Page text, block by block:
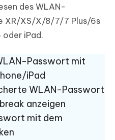
des WLAN-
XR/XS/X/8/7/7 Plus/6s
iPad.
Passwort mit
iPad
WLAN-Passwort
anzeigen
mit dem